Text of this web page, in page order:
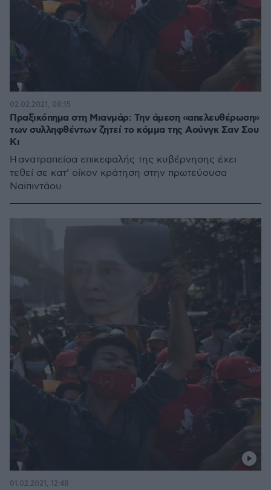
Πραξικόπημα στη Μιανμάρ: Την άμεση «απελευθέρωση»
των συλληφθέντων ζητεί το κόμμα της Αούνγκ Σαν Σου
Kι
Η ανατραπείσα επικεφαλής της κυβέρνησης έχει
τεθεί σε κατ’ οίκον κράτηση στην πρωτεύουσα
Ναϊπιντάου
02.02.2021, 08:15
01.02.2021, 12:48